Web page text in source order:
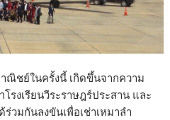
ณิชย์ในครั้งนี้ เกิดขึ้นจากความ
รงเรียนวีระราษฎร์ประสาน และ
วมกันลงขันเพื่อเช่าเหมาลำ